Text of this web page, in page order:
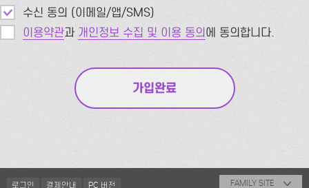
수신 동의 (이메일/앱/SMS)
이용약관과 개인정보 수집 및 이용 동의에 동의합니다.
로그인 결제안내 PC 버전 FAMILY SITE